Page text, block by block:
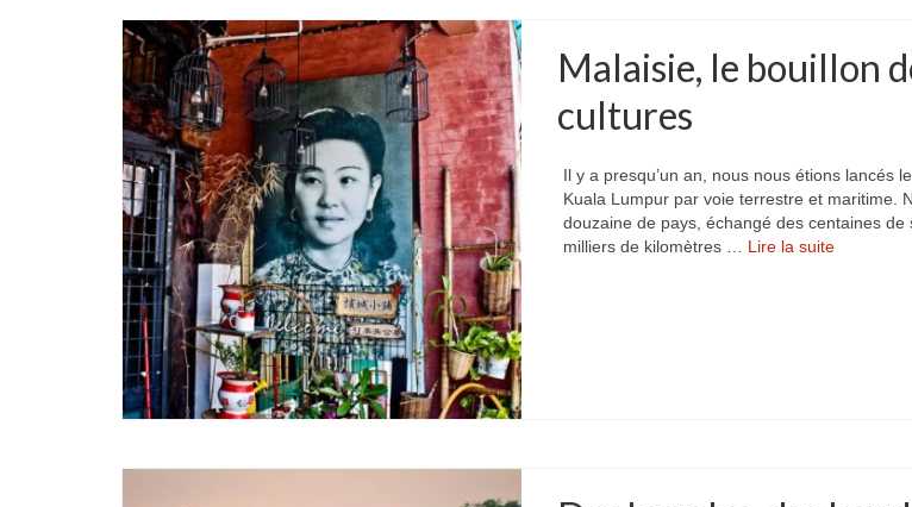
Malaisie, le bouillon
cultures
Il y a presqu’un an, nous nous étions lancés
Kuala Lumpur par voie terrestre et maritime.
douzaine de pays, échangé des centaines
milliers de kilomètres … Lire la suite­­